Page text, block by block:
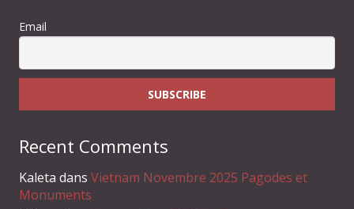
Email
Recent Comments
Kaleta dans Vietnam Novembre 2025 Pagodes et
Monuments